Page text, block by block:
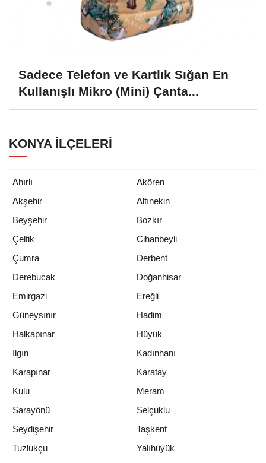
Sadece Telefon ve Kartlık Sığan En
Kullanışlı Mikro (Mini) Çanta...
KONYA İLÇELERI
Ahırlı
Akören
Akşehir
Altınekin
Beyşehir
Bozkır
Çeltik
Cihanbeyli
Çumra
Derbent
Derebucak
Doğanhisar
Emirgazi
Ereğli
Güneysınır
Hadim
Halkapınar
Hüyük
Ilgın
Kadınhanı
Karapınar
Karatay
Kulu
Meram
Sarayönü
Selçuklu
Seydişehir
Taşkent
Tuzlukçu
Yalıhüyük